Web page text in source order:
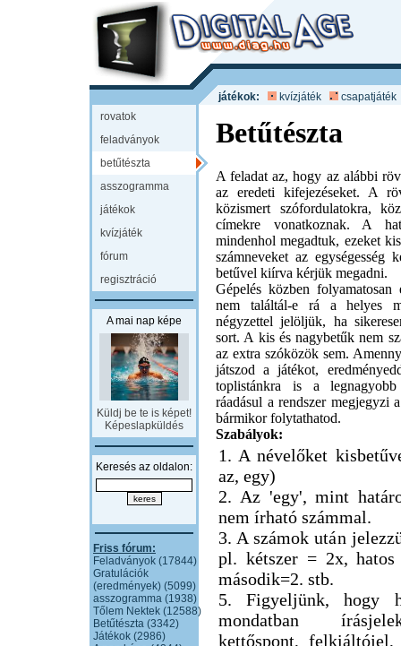
játékok: kvízjáték
csapatjáték
rovatok
feladványok
betűtészta
asszogramma
játékok
kvízjáték
fórum
regisztráció
A mai nap képe
Küldj be te is képet!
Képeslapküldés
Keresés az oldalon:
Friss fórum:
Feladványok (17844)
Gratulációk
(eredmények) (5099)
asszogramma (1938)
Tőlem Nektek (12588)
Betűtészta (3342)
Játékok (2986)
Betűtészta
A feladat az, hogy az alábbi
az eredeti kifejezéseket. A
közismert szófordulatokra,
címekre vonatkoznak. A
mindenhol megadtuk, ezeket
számneveket az egységesség
betűvel kiírva kérjük megadni.
Gépelés közben
nem találtál-e rá a helyes
négyzettel jelöljük, ha
sort. A kis és nagybetűk nem
az extra szóközök sem.
játszod a játékot,
toplistánkra is a
ráadásul a rendszer megjegyzi
bármikor folytathatod.
Szabályok:
1. A névelőket
az, egy)
2. Az 'egy', mint
nem írható számmal.
3. A számok után
pl. kétszer = 2x,
második=2. stb.
5. Figyeljünk, hogy
mondatban
kettőspont,